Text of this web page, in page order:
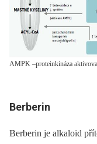
AMPK –proteinkináza
Berberin
Berberin je alkaloid